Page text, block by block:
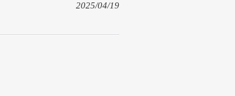
2025/04/19